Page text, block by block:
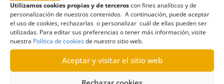
Utilizamos cookies propias y de terceroscon fines analíticos y de
personalización de nuestros contenidos. A continuación, puede aceptar
el uso de cookies, rechazarlas o personalizar cuál de ellas pueden ser
utilizadas. Para editar sus preferencias o tener más información, visite
nuestra Política de cookiesde nuestro sitio web.
Aceptar y visitar el sitio web